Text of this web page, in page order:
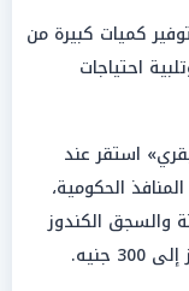
كميات كبيرة من
احتياجات
استقر عند
جنيهاً داخل المنافذ الحكومية،
والسجق الكندوز